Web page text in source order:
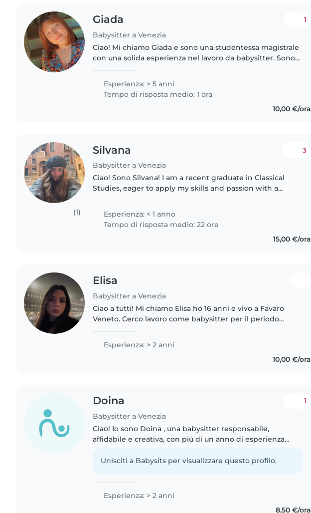
Giada
Babysitter a Venezia
1
Ciao! Mi chiamo Giada e sono una studentessa magistrale
con una solida esperienza nel lavoro da babysitter. Sono
vissuto un anno..
Esperienza: > 5 anni
Tempo di risposta medio: 1 ora
10,00 €/ora
(1)
Silvana
Babysitter a Venezia
3
Ciao! Sono Silvana! I am a recent graduate in Classical
Studies, eager to apply my skills and passion with a
a love for literature,..
Esperienza: < 1 anno
Tempo di risposta medio: 22 ore
15,00 €/ora
Elisa
Babysitter a Venezia
Ciao a tutti! Mi chiamo Elisa ho 16 anni e vivo a Favaro
Veneto. Cerco lavoro come babysitter per il periodo
bambini e ho già maturato..
Esperienza: > 2 anni
10,00 €/ora
Doina
Babysitter a Venezia
1
Ciao! Io sono Doina , una babysitter responsabile,
affidabile e creativa, con più di un anno di esperienza
fluentemente..
Unisciti a Babysits per visualizzare questo profilo.
Esperienza: > 2 anni
8,50 €/ora